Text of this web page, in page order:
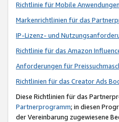
Richtlinie für Mobile
Markenrichtlinien für das
IP-Lizenz- und
Richtlinie für das Amazon
Anforderungen für
Richtlinien für das Creator Ads
Diese Richtlinien für das
Partnerprogramm; in diesen
der Vereinbarung zugewiesene